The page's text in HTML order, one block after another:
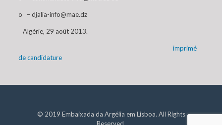
o – djalia-info@mae.dz
Algérie, 29 août 2013.
imprimé
de candidature
© 2019 Embaixada da Argélia em Lisboa. All Rights